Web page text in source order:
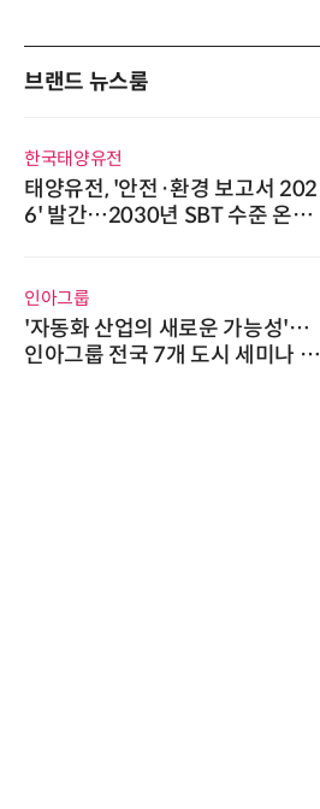
브랜드 뉴스룸
한국태양유전
태양유전, '안전·환경 보고서 202
6' 발간…2030년 SBT 수준 온실
인아그룹
'자동화 산업의 새로운 가능성'…
인아그룹 전국 7개 도시 세미나 페